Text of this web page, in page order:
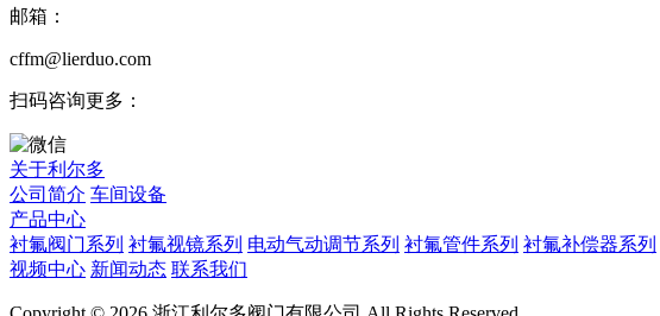
邮箱：
cffm@lierduo.com
扫码咨询更多：
关于利尔多
公司简介 车间设备
产品中心
衬氟阀门系列 衬氟视镜系列 电动气动调节系列 衬氟管件系列 衬氟补偿器系列
视频中心 新闻动态 联系我们